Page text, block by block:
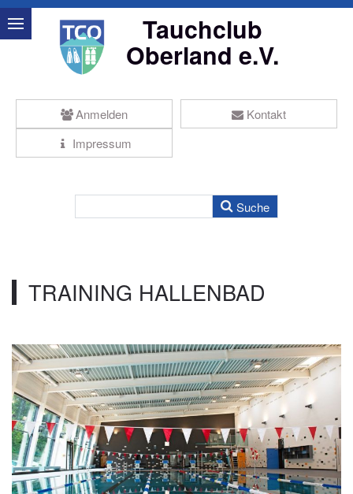
Tauchclub
Oberland e.V.
Anmelden
Kontakt
Impressum
TRAINING HALLENBAD